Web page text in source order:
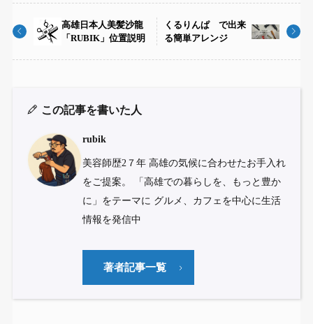
高雄日本人美髪沙龍
「RUBIK」位置説明
くるりんぱ で出来
る簡単アレンジ
この記事を書いた人
rubik
美容師歴2７年 高雄の気候に合わせたお手入れ
をご提案。 「高雄での暮らしを、もっと豊か
に」をテーマに グルメ、カフェを中心に生活
情報を発信中
著者記事一覧